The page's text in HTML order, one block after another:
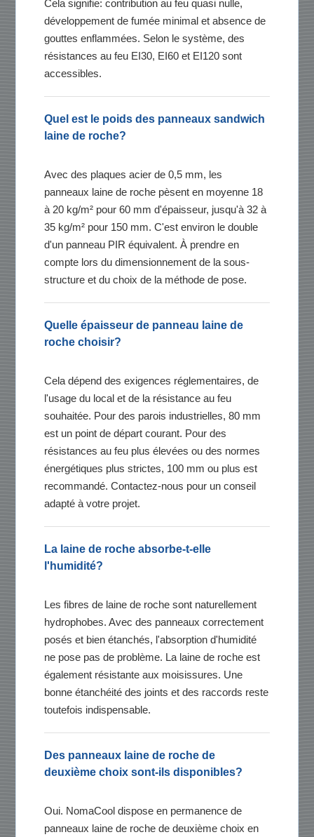
Cela signifie: contribution au feu quasi nulle,
développement de fumée minimal et absence de
gouttes enflammées. Selon le système, des
résistances au feu EI30, EI60 et EI120 sont
accessibles.
Quel est le poids des panneaux sandwich
laine de roche?
Avec des plaques acier de 0,5 mm, les
panneaux laine de roche pèsent en moyenne 18
à 20 kg/m² pour 60 mm d'épaisseur, jusqu'à 32 à
35 kg/m² pour 150 mm. C'est environ le double
d'un panneau PIR équivalent. À prendre en
compte lors du dimensionnement de la sous-
structure et du choix de la méthode de pose.
Quelle épaisseur de panneau laine de
roche choisir?
Cela dépend des exigences réglementaires, de
l'usage du local et de la résistance au feu
souhaitée. Pour des parois industrielles, 80 mm
est un point de départ courant. Pour des
résistances au feu plus élevées ou des normes
énergétiques plus strictes, 100 mm ou plus est
recommandé. Contactez-nous pour un conseil
adapté à votre projet.
La laine de roche absorbe-t-elle
l'humidité?
Les fibres de laine de roche sont naturellement
hydrophobes. Avec des panneaux correctement
posés et bien étanchés, l'absorption d'humidité
ne pose pas de problème. La laine de roche est
également résistante aux moisissures. Une
bonne étanchéité des joints et des raccords reste
toutefois indispensable.
Des panneaux laine de roche de
deuxième choix sont-ils disponibles?
Oui. NomaCool dispose en permanence de
panneaux laine de roche de deuxième choix en